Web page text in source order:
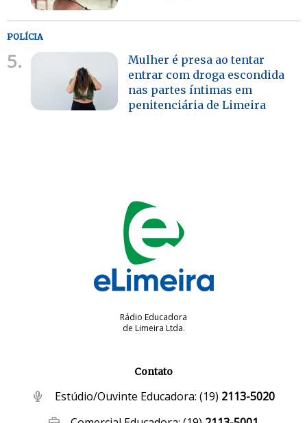
POLÍCIA
5.
Mulher é presa ao tentar
entrar com droga escondida
nas partes íntimas em
penitenciária de Limeira
Rádio Educadora
de Limeira Ltda.
Contato
Estúdio/Ouvinte Educadora: (19) 2113-5020